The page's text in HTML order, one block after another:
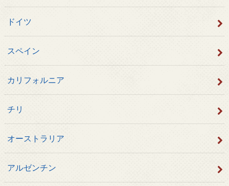
ドイツ
スペイン
カリフォルニア
チリ
オーストラリア
アルゼンチン